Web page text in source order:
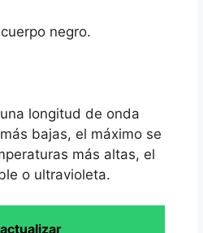
negro.
longitud de onda
bajas, el máximo se
más altas, el
o ultravioleta.